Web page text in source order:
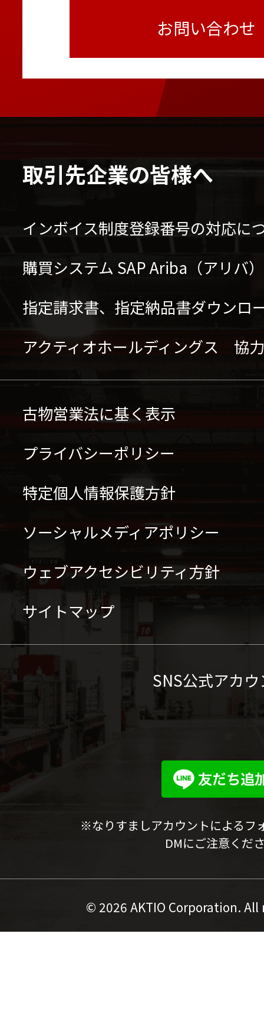
お問い合わせ
取引先企業の皆様へ
インボイス制度登録番号の対応に
購買システム SAP Ariba（アリバ
指定請求書、指定納品書ダウンロ
アクティオホールディングス 協
古物営業法に基く表示
プライバシーポリシー
特定個人情報保護方針
ソーシャルメディアポリシー
ウェブアクセシビリティ方針
サイトマップ
SNS公式アカ
※なりすましアカウントによるフ
DMにご注意くだ
© 2026 AKTIO Corporation.